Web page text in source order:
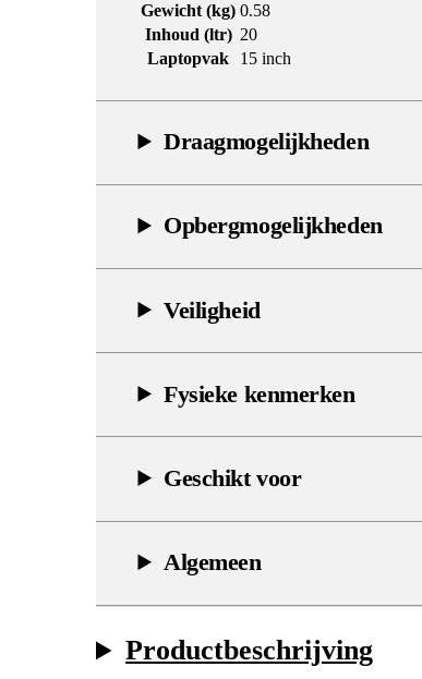
Gewicht (kg) 0.58
Inhoud (ltr) 20
Laptopvak
15 inch
Draagmogelijkheden
Opbergmogelijkheden
Veiligheid
Fysieke kenmerken
Geschikt voor
Algemeen
Productbeschrijving